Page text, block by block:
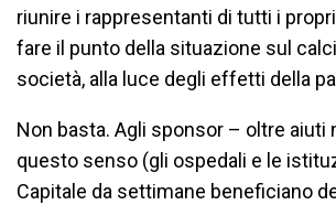
riunire i rappresentanti di tutti i
fare il punto della situazione sul
società, alla luce degli effetti della
Non basta. Agli sponsor – oltre aiuti
questo senso (gli ospedali e le
Capitale da settimane beneficiano